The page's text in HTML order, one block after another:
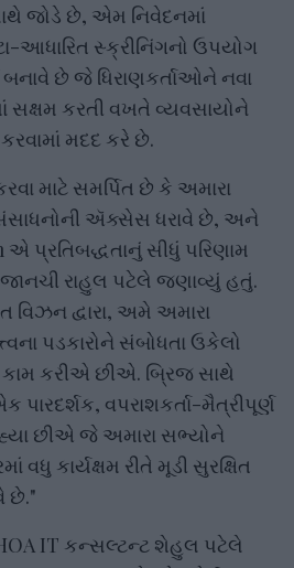
જોડે છે, એમ નિવેદનમાં
આધારિત સ્ક્રીનિંગનો ઉપયોગ
છે જે ધિરાણકર્તાઓને નવા
સક્ષમ કરતી વખતે વ્યવસાયોને
મદદ કરે છે.
માટે સમર્પિત છે કે અમારા
ઍક્સેસ ધરાવે છે, અને
પ્રતિબદ્ધતાનું સીધું પરિણામ
રાહુલ પટેલે જણાવ્યું હતું.
વિઝન દ્વારા, અમે અમારા
પડકારોને સંબોધતા ઉકેલો
કામ કરીએ છીએ. બ્રિજ સાથે
પારદર્શક, વપરાશકર્તા-મૈત્રીપૂર્ણ
છીએ જે અમારા સભ્યોને
કાર્યક્ષમ રીતે મૂડી સુરક્ષિત
છે."
IT કન્સલ્ટન્ટ શેહુલ પટેલે